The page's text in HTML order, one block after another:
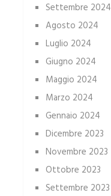
Settembre 2024
Agosto 2024
Luglio 2024
Giugno 2024
Maggio 2024
Marzo 2024
Gennaio 2024
Dicembre 2023
Novembre 2023
Ottobre 2023
Settembre 2023